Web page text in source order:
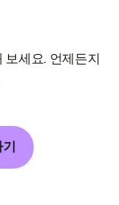
보세요. 언제든지